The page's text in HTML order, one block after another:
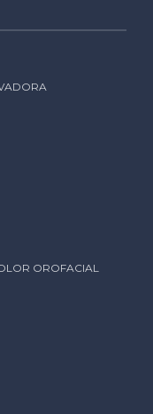
OROFACIAL